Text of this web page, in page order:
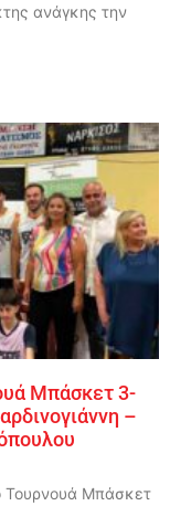
ανάγκης την
Μπάσκετ 3-
–
Τουρνουά Μπάσκετ